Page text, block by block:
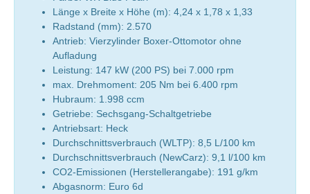
Länge x Breite x Höhe (m): 4,24 x 1,78 x 1,33
Radstand (mm): 2.570
Antrieb: Vierzylinder Boxer-Ottomotor ohne
Aufladung
Leistung: 147 kW (200 PS) bei 7.000 rpm
max. Drehmoment: 205 Nm bei 6.400 rpm
Hubraum: 1.998 ccm
Getriebe: Sechsgang-Schaltgetriebe
Antriebsart: Heck
Durchschnittsverbrauch (WLTP): 8,5 L/100 km
Durchschnittsverbrauch (NewCarz): 9,1 l/100 km
CO2-Emissionen (Herstellerangabe): 191 g/km
Abgasnorm: Euro 6d